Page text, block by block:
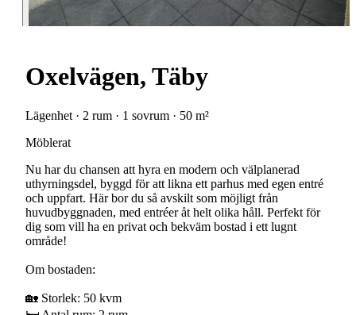
Oxelvägen, Täby
Lägenhet · 2 rum · 1 sovrum · 50 m²
Möblerat
Nu har du chansen att hyra en modern och välplanerad
uthyrningsdel, byggd för att likna ett parhus med egen entré
och uppfart. Här bor du så avskilt som möjligt från
huvudbyggnaden, med entréer åt helt olika håll. Perfekt för
dig som vill ha en privat och bekväm bostad i ett lugnt
område!
Om bostaden:
🏡 Storlek: 50 kvm